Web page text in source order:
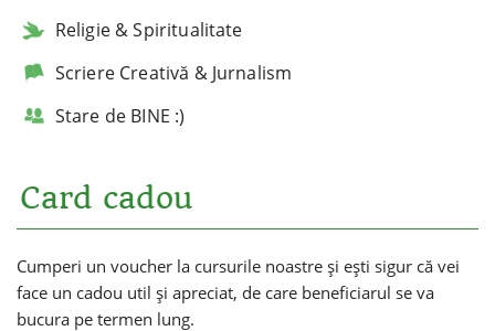
Religie & Spiritualitate
Scriere Creativă & Jurnalism
Stare de BINE :)
Card cadou
Cumperi un voucher la cursurile noastre și ești sigur că vei
face un cadou util și apreciat, de care beneficiarul se va
bucura pe termen lung.